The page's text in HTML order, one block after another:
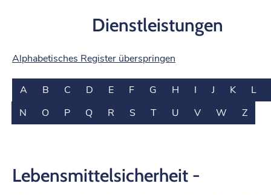
Dienstleistungen
Alphabetisches Register überspringen
A B C D E F G H I J K
L
N
O P Q R S T U V W Z
Lebensmittelsicherheit -